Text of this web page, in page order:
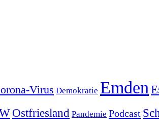
Virus Demokratie Emden
Ostfriesland Pandemie Podcast